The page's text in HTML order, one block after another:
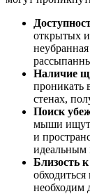
открытых
Наличие
проникать
стенах,
Поиск
мыши ищут
и
идеальным
Близость
необходим